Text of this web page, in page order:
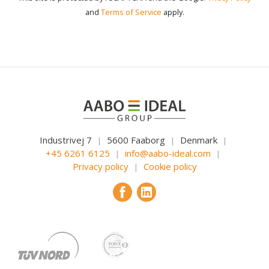
and Terms of Service apply.
Industrivej 7 | 5600 Faaborg | Denmark |
+45 6261 6125 | info@aabo-ideal.com |
Privacy policy | Cookie policy